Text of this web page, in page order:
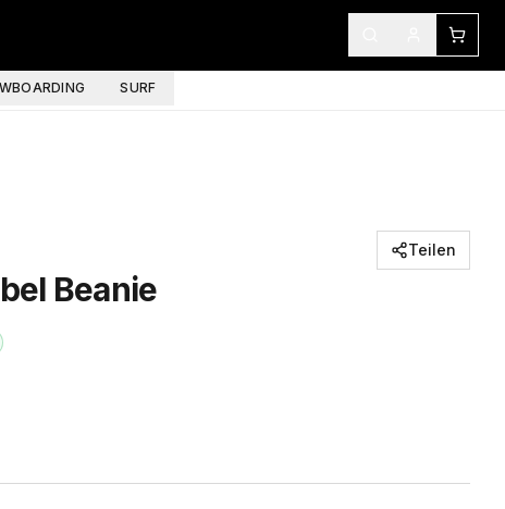
SURF
Beanie
Teilen